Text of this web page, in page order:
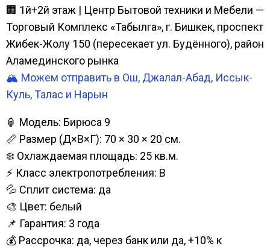
🏢 1й+2й этаж | Центр Бытовой техники и Мебели —
Торговый Комплекс «Табылга», г. Бишкек, проспект
Жибек-Жолу 150 (пересекает ул. Будённого), район
Аламединского рынка
🏔️ Можем отправить в Ош, Джалал-Абад, Иссык-
Куль, Талас и Нарын
🏮 Модель: Бирюса 9
📏 Размер (Д×В×Г): 70 × 30 × 20 см.
❄️ Охлаждаемая площадь: 25 кв.м.
⚡ Класс электропотребления: B
💦 Сплит система: да
🎨 Цвет: белый
📌 Гарантия: 3 года
💰 Рассрочка: да, через банк или да, +10% к